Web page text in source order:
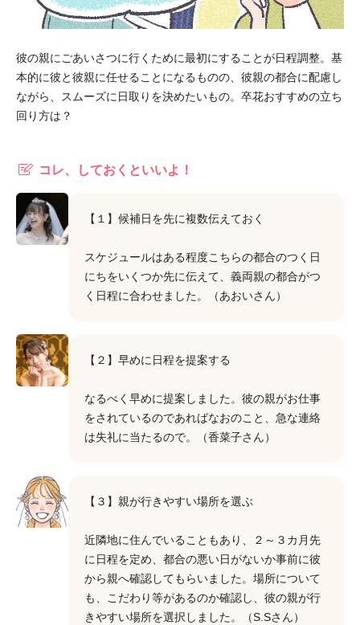
彼の親にごあいさつに行くために最初にすることが日程調整。基
本的に彼と彼親に任せることになるものの、彼親の都合に配慮し
ながら、スムーズに日取りを決めたいもの。卒花おすすめの立ち
回り方は？
コレ、しておくといいよ！
【１】候補日を先に複数伝えておく
スケジュールはある程度こちらの都合のつく日
にちをいくつか先に伝えて、義両親の都合がつ
く日程に合わせました。（あおいさん）
【２】早めに日程を提案する
なるべく早めに提案しました。彼の親がお仕事
をされているのであればなおのこと、急な連絡
は失礼に当たるので。（香菜子さん）
【３】親が行きやすい場所を選ぶ
近隣地に住んでいることもあり、２～３カ月先
に日程を定め、都合の悪い日がないか事前に彼
から親へ確認してもらいました。場所について
も、こだわり等があるのか確認し、彼の親が行
きやすい場所を選択しました。（S.Sさん）